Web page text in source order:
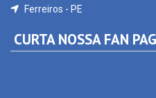
CURTA NOSSA FAN PAGE